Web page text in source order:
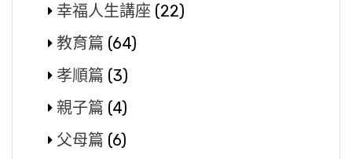
幸福人生講座 (22)
教育篇 (64)
孝順篇 (3)
親子篇 (4)
父母篇 (6)